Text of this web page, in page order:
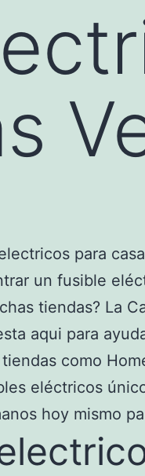
para
un fusible
tiendas? La
aqui para
como
eléctricos
hoy mismo